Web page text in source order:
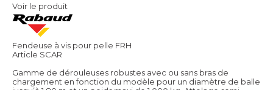
Voir le produit
Fendeuse à vis pour pelle FRH
Article SCAR
Gamme de dérouleuses robustes avec ou sans bras de
chargement en fonction du modèle pour un diamètre de balle